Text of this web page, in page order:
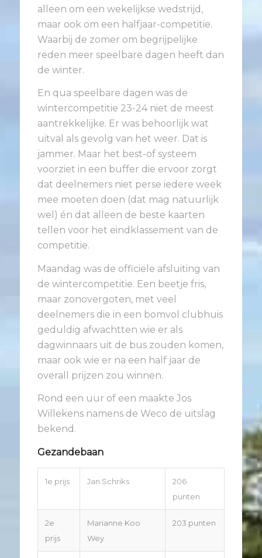
alleen om een wekelijkse wedstrijd,
maar ook om een halfjaar-competitie.
Waarbij de zomer om begrijpelijke
reden meer speelbare dagen heeft dan
de winter.
En qua speelbare dagen was de
wintercompetitie 23-24 niet de meest
aantrekkelijke. Er was behoorlijk wat
uitval als gevolg van het weer. Dat is
jammer. Maar het best-of systeem
voorziet in een buffer die ervoor zorgt
dat deelnemers niet perse iedere week
mee moeten doen (dat mag natuurlijk
wel) én dat alleen de beste kaarten
tellen voor het eindklassement van de
competitie.
Maandag was de officiële afsluiting van
de wintercompetitie. Een beetje fris,
maar zonovergoten, met veel
deelnemers die in een bomvol clubhuis
geduldig afwachtten wie er als
dagwinnaars uit de bus zouden komen,
maar ook wie er na een half jaar de
overall prijzen zou winnen.
Rond een uur of een maakte Jos
Willekens namens de Weco de uitslag
bekend.
Gezandebaan
1e prijs Jan Schriks
206
punten
2e
prijs
Marianne Koo
Wey
203 punten